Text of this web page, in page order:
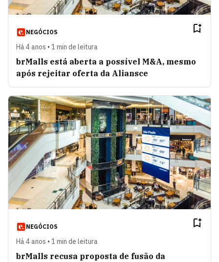
NEGÓCIOS
Há 4 anos • 1 min de leitura
brMalls está aberta a possível M&A, mesmo
após rejeitar oferta da Aliansce
NEGÓCIOS
Há 4 anos • 1 min de leitura
brMalls recusa proposta de fusão da